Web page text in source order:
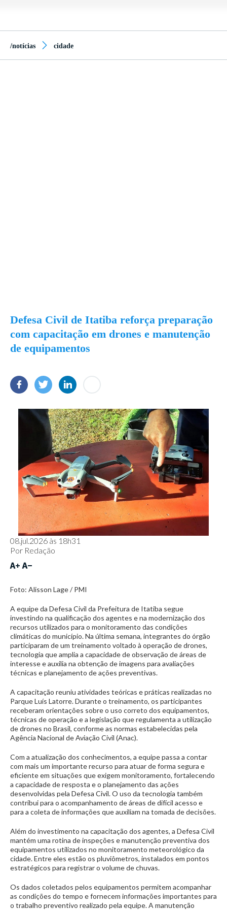
/notícias cidade
Defesa Civil de Itatiba reforça preparação
com capacitação em drones e manutenção
de equipamentos
08.jul.2026 às 18h31
Por Redação
Foto: Alisson Lage / PMI
A equipe da Defesa Civil da Prefeitura de Itatiba segue
investindo na qualificação dos agentes e na modernização dos
recursos utilizados para o monitoramento das condições
climáticas do município. Na última semana, integrantes do órgão
participaram de um treinamento voltado à operação de drones,
tecnologia que amplia a capacidade de observação de áreas de
interesse e auxilia na obtenção de imagens para avaliações
técnicas e planejamento de ações preventivas.
A capacitação reuniu atividades teóricas e práticas realizadas no
Parque Luís Latorre. Durante o treinamento, os participantes
receberam orientações sobre o uso correto dos equipamentos,
técnicas de operação e a legislação que regulamenta a utilização
de drones no Brasil, conforme as normas estabelecidas pela
Agência Nacional de Aviação Civil (Anac).
Com a atualização dos conhecimentos, a equipe passa a contar
com mais um importante recurso para atuar de forma segura e
eficiente em situações que exigem monitoramento, fortalecendo
a capacidade de resposta e o planejamento das ações
desenvolvidas pela Defesa Civil. O uso da tecnologia também
contribui para o acompanhamento de áreas de difícil acesso e
para a coleta de informações que auxiliam na tomada de decisões.
Além do investimento na capacitação dos agentes, a Defesa Civil
mantém uma rotina de inspeções e manutenção preventiva dos
equipamentos utilizados no monitoramento meteorológico da
cidade. Entre eles estão os pluviômetros, instalados em pontos
estratégicos para registrar o volume de chuvas.
Os dados coletados pelos equipamentos permitem acompanhar
as condições do tempo e fornecem informações importantes para
o trabalho preventivo realizado pela equipe. A manutenção